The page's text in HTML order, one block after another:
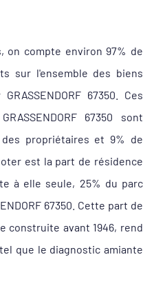
on compte environ 97% de
sur l'ensemble des biens
67350. Ces
67350 sont
propriétaires et 9% de
est la part de résidence
à elle seule, 25% du parc
67350. Cette part de
construite avant 1946, rend
que le diagnostic amiante